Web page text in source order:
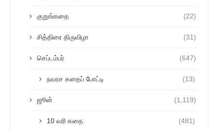
குறுங்கதை (22)
சித்திரை திருவிழா (31)
செப்டம்பர் (647)
நவரச கதைப் போட்டி (13)
ஜூன் (1,119)
10 வரி கதை (481)